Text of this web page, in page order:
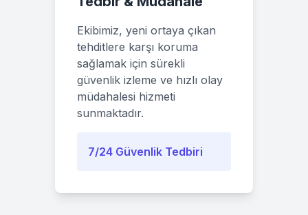
Ekibimiz, yeni ortaya çıkan
tehditlere karşı koruma
sağlamak için sürekli
güvenlik izleme ve hızlı olay
müdahalesi hizmeti
sunmaktadır.
7/24 Güvenlik Tedbiri